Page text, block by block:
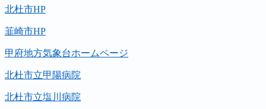
北杜市HP
韮崎市HP
甲府地方気象台ホームページ
北杜市立甲陽病院
北杜市立塩川病院